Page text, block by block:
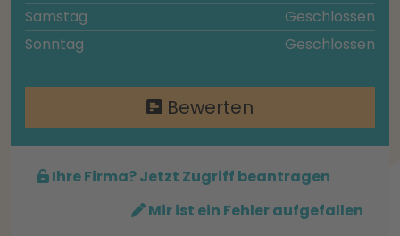
Samstag
Geschlossen
Sonntag
Geschlossen
Bewerten
Ihre Firma? Jetzt Zugriff beantragen
Mir ist ein Fehler aufgefallen